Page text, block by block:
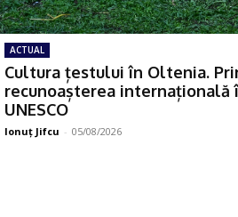
ACTUAL
Cultura țestului în Oltenia.
recunoașterea internațională
UNESCO
Ionuţ Jifcu - 05/08/2026